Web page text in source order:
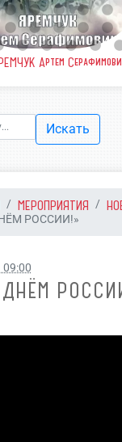
Артем
Искать
МЕРОПРИЯТИЯ
РОССИИ!»
09:00